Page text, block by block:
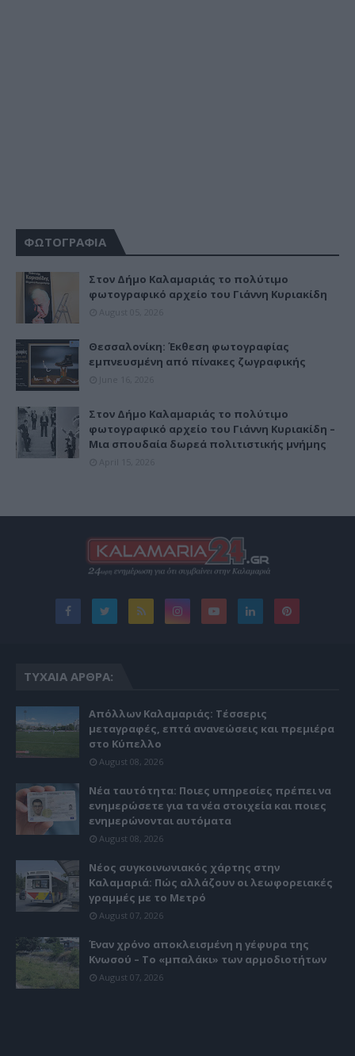
ΦΩΤΟΓΡΑΦΙΑ
Στον Δήμο Καλαμαριάς το πολύτιμο
φωτογραφικό αρχείο του Γιάννη Κυριακίδη
Θεσσαλονίκη: Έκθεση φωτογραφίας
εμπνευσμένη από πίνακες ζωγραφικής
Στον Δήμο Καλαμαριάς το πολύτιμο
φωτογραφικό αρχείο του Γιάννη Κυριακίδη –
Μια σπουδαία δωρεά πολιτιστικής μνήμης
ΤΥΧΑΊΑ ΆΡΘΡΑ:
Απόλλων Καλαμαριάς: Τέσσερις
μεταγραφές, επτά ανανεώσεις και πρεμιέρα
στο Κύπελλο
August 08, 2026
Νέα ταυτότητα: Ποιες υπηρεσίες πρέπει να
ενημερώσετε για τα νέα στοιχεία και ποιες
ενημερώνονται αυτόματα
August 08, 2026
Νέος συγκοινωνιακός χάρτης στην
Καλαμαριά: Πώς αλλάζουν οι λεωφορειακές
γραμμές με το Μετρό
August 07, 2026
Έναν χρόνο αποκλεισμένη η γέφυρα της
Κνωσού – Το «μπαλάκι» των αρμοδιοτήτων
August 07, 2026